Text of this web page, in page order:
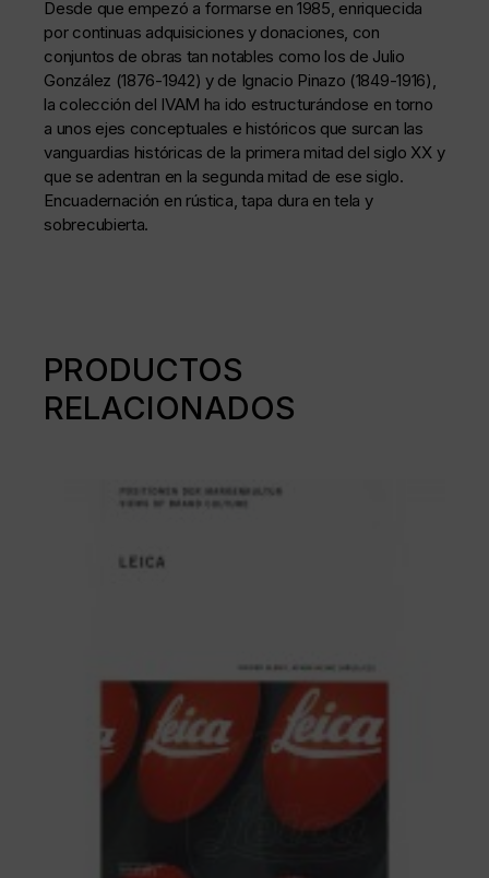
Desde que empezó a formarse en 1985, enriquecida
por continuas adquisiciones y donaciones, con
conjuntos de obras tan notables como los de Julio
González (1876-1942) y de Ignacio Pinazo (1849-1916),
la colección del IVAM ha ido estructurándose en torno
a unos ejes conceptuales e históricos que surcan las
vanguardias históricas de la primera mitad del siglo XX y
que se adentran en la segunda mitad de ese siglo.
Encuadernación en rústica, tapa dura en tela y
sobrecubierta.
PRODUCTOS
RELACIONADOS